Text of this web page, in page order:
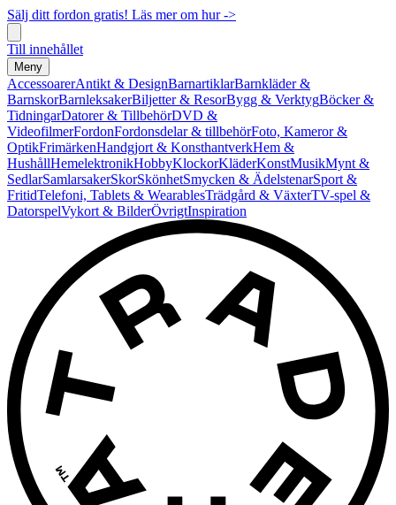
Sälj ditt fordon gratis! Läs mer om hur ->
Till innehållet
Meny
AccessoarerAntikt & DesignBarnartiklarBarnkläder &
BarnskorBarnleksakerBiljetter & ResorBygg & VerktygBöcker &
TidningarDatorer & TillbehörDVD &
VideofilmerFordonFordonsdelar & tillbehörFoto, Kameror &
OptikFrimärkenHandgjort & KonsthantverkHem &
HushållHemelektronikHobbyKlockorKläderKonstMusikMynt &
SedlarSamlarsakerSkorSkönhetSmycken & ÄdelstenarSport &
FritidTelefoni, Tablets & WearablesTrädgård & VäxterTV-spel &
DatorspelVykort & BilderÖvrigtInspiration